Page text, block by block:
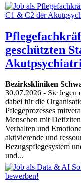
geschützten
Bezirkskliniken
30.07.2026 - Sie legen
dabei für die
Pflegeprozesses
Menschen mit
Verhalten und
aktivierende und
Bezugspflegesystem
und...